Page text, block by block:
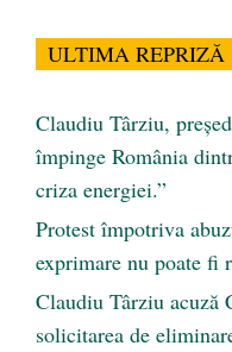
ULTIMA REPRIZĂ
Claudiu Târziu,
împinge România
criza energiei.”
Protest împotriva
exprimare nu poate fi
Claudiu Târziu acuză
solicitarea de